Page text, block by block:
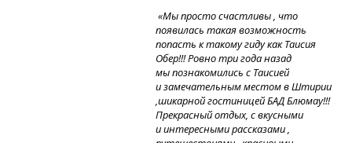
«Мы просто счастливы , что
появилась такая возможность
попасть к такому гиду как Таисия
Обер!!! Ровно три года назад
мы познакомились с Таисией
и замечательным местом в Штирии
,шикарной гостиницей БАД Блюмау!!!
Прекрасный отдых, с вкусными
и интересными рассказами ,